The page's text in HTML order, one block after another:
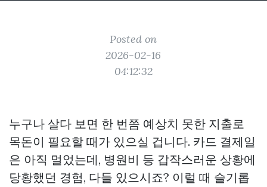
Posted on
2026-02-16
04:12:32
누구나 살다 보면 한 번쯤 예상치 못한 지출로
목돈이 필요할 때가 있으실 겁니다. 카드 결제일
은 아직 멀었는데, 병원비 등 갑작스러운 상황에
당황했던 경험, 다들 있으시죠? 이럴 때 슬기롭